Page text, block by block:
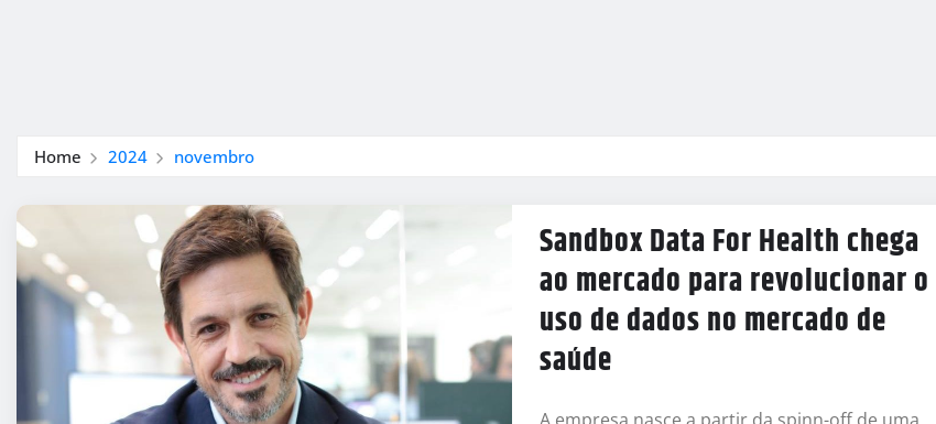
Home 2024 novembro
Sandbox Data For Health chega
ao mercado para revolucionar o
uso de dados no mercado de
saúde